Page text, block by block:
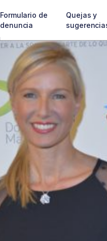
Formulario de
denuncia
Quejas y